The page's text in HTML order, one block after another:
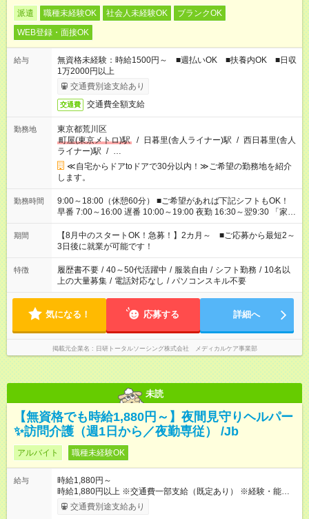
派遣 職種未経験OK 社会人未経験OK
ブランクOK
WEB登録・面接OK
給与
無資格未経験：時給1500円～ ■週払いOK ■扶養内OK ■日収
1万2000円以上
交通費別途支給あり
交通費 交通費全額支給
勤務地
東京都荒川区
町屋(東京メトロ)駅
/ 日暮里(舎人ライナー)駅 / 西日暮里(舎人
ライナー)駅 / …
≪自宅からドアtoドアで30分以内！≫ご希望の勤務地を紹介
します。
勤務時間
9:00～18:00（休憩60分） ■ご希望があれば下記シフトもOK！
早番 7:00～16:00 遅番 10:00～19:00 夜勤 16:30～翌9:30 「家族
と休みを合わせたい」 「余裕を持って夕飯の準備がしたい」
「できれば残業はしたくない」 など、ご希望を教えてください
ね。 ※Wワーク希望の方へ 今ご覧のお仕事で希望する勤務時間
と、もう1つのお仕事の勤務時間。 合計で週40時間を超える場
合は応募できません。
期間
【8月中のスタートOK！急募！】2カ月～ ■ご応募から最短2～
3日後に就業が可能です！
特徴 履歴書不要 / 40～50代活躍中 / 服装自由 / シフト勤務 / 10名以
上の大量募集 / 電話対応なし / パソコンスキル不要
気になる！ 応募する 詳細へ
掲載元企業名 日研トータルソーシング株式会社 メディカルケア事業部
未読
【無資格でも時給1,880円～】夜間見守りヘルパー
✨訪問介護（週1日から／夜勤専従） /Jb
アルバイト 職種未経験OK
給与
時給1,880円～
時給1,880円以上 ※交通費一部支給（既定あり） ※経験・能力を
考慮して決定します 【収入例】 週1回勤務の場合：1,880円×8時
間×4回=6万0,160円 週3回勤務の場合：1,880円×8時間×12回
交通費別途支給あり